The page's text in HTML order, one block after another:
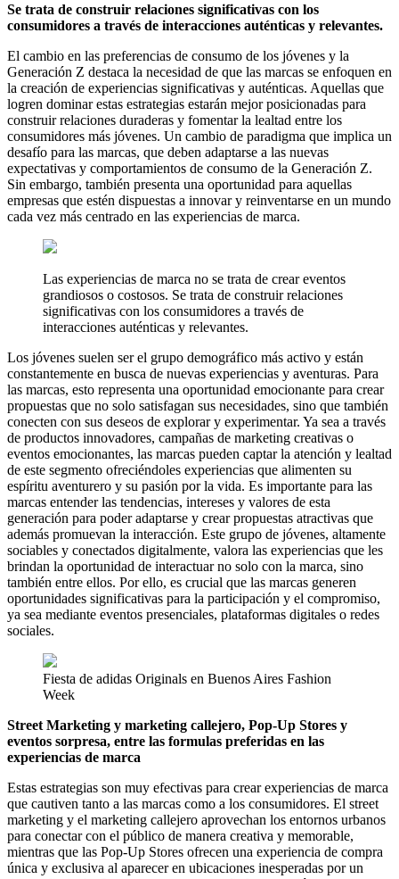
Se trata de construir relaciones significativas con los
consumidores a través de interacciones auténticas y relevantes.
El cambio en las preferencias de consumo de los jóvenes y la
Generación Z destaca la necesidad de que las marcas se enfoquen en
la creación de experiencias significativas y auténticas. Aquellas que
logren dominar estas estrategias estarán mejor posicionadas para
construir relaciones duraderas y fomentar la lealtad entre los
consumidores más jóvenes. Un cambio de paradigma que implica un
desafío para las marcas, que deben adaptarse a las nuevas
expectativas y comportamientos de consumo de la Generación Z.
Sin embargo, también presenta una oportunidad para aquellas
empresas que estén dispuestas a innovar y reinventarse en un mundo
cada vez más centrado en las experiencias de marca.
Las experiencias de marca no se trata de crear eventos
grandiosos o costosos. Se trata de construir relaciones
significativas con los consumidores a través de
interacciones auténticas y relevantes.
Los jóvenes suelen ser el grupo demográfico más activo y están
constantemente en busca de nuevas experiencias y aventuras. Para
las marcas, esto representa una oportunidad emocionante para crear
propuestas que no solo satisfagan sus necesidades, sino que también
conecten con sus deseos de explorar y experimentar. Ya sea a través
de productos innovadores, campañas de marketing creativas o
eventos emocionantes, las marcas pueden captar la atención y lealtad
de este segmento ofreciéndoles experiencias que alimenten su
espíritu aventurero y su pasión por la vida. Es importante para las
marcas entender las tendencias, intereses y valores de esta
generación para poder adaptarse y crear propuestas atractivas que
además promuevan la interacción. Este grupo de jóvenes, altamente
sociables y conectados digitalmente, valora las experiencias que les
brindan la oportunidad de interactuar no solo con la marca, sino
también entre ellos. Por ello, es crucial que las marcas generen
oportunidades significativas para la participación y el compromiso,
ya sea mediante eventos presenciales, plataformas digitales o redes
sociales.
Fiesta de adidas Originals en Buenos Aires Fashion
Week
Street Marketing y marketing callejero, Pop-Up Stores y
eventos sorpresa, entre las formulas preferidas en las
experiencias de marca
Estas estrategias son muy efectivas para crear experiencias de marca
que cautiven tanto a las marcas como a los consumidores. El street
marketing y el marketing callejero aprovechan los entornos urbanos
para conectar con el público de manera creativa y memorable,
mientras que las Pop-Up Stores ofrecen una experiencia de compra
única y exclusiva al aparecer en ubicaciones inesperadas por un